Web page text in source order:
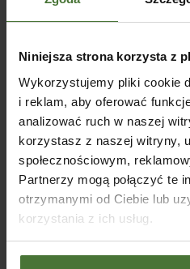
Niniejsza strona korzysta z
Wykorzystujemy pliki cookie
i reklam, aby oferować
analizować ruch w naszej
korzystasz z naszej witryny,
społecznościowym,
Partnerzy mogą połączyć te
otrzymanymi od Ciebie lub
korzystania z ich usług.
Długość dachu
Szerokość/głębokość dachu
Rozstaw słupów zewn. dł. x
Wysokość całkowita
Wysokość wjazdu